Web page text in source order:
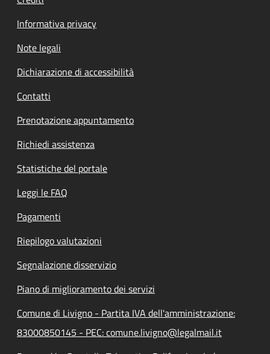
Informativa privacy
Note legali
Dichiarazione di accessibilità
Contatti
Prenotazione appuntamento
Richiedi assistenza
Statistiche del portale
Leggi le FAQ
Pagamenti
Riepilogo valutazioni
Segnalazione disservizio
Piano di miglioramento dei servizi
Comune di Livigno - Partita IVA dell'amministrazione:
83000850145 - PEC: comune.livigno@legalmail.it